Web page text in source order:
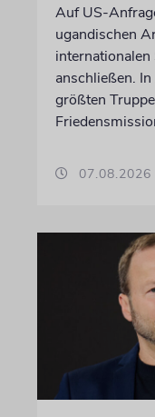
Auf US-
ugandischen
anschließen.
größten
07.08.2026